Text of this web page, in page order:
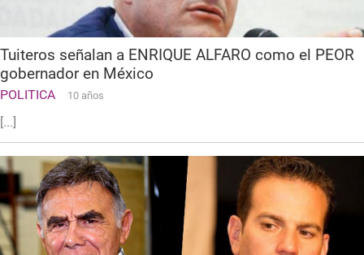
Tuiteros señalan a ENRIQUE ALFARO como el PEOR
gobernador en México
POLITICA 10 años
[...]